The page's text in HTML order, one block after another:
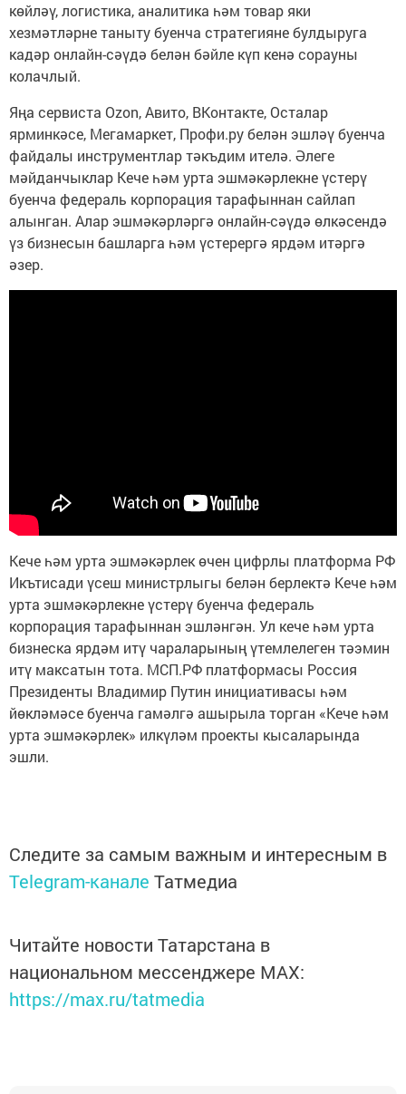
көйләү, логистика, аналитика һәм товар яки
хезмәтләрне таныту буенча стратегияне булдыруга
кадәр онлайн-сәүдә белән бәйле күп кенә сорауны
колачлый.
Яңа сервиста Ozon, Авито, ВКонтакте, Осталар
ярминкәсе, Мегамаркет, Профи.ру белән эшләү буенча
файдалы инструментлар тәкъдим ителә. Әлеге
мәйданчыклар Кече һәм урта эшмәкәрлекне үстерү
буенча федераль корпорация тарафыннан сайлап
алынган. Алар эшмәкәрләргә онлайн-сәүдә өлкәсендә
үз бизнесын башларга һәм үстерергә ярдәм итәргә
әзер.
Кече һәм урта эшмәкәрлек өчен цифрлы платформа РФ
Икътисади үсеш министрлыгы белән берлектә Кече һәм
урта эшмәкәрлекне үстерү буенча федераль
корпорация тарафыннан эшләнгән. Ул кече һәм урта
бизнеска ярдәм итү чараларының үтемлелеген тәэмин
итү максатын тота. МСП.РФ платформасы Россия
Президенты Владимир Путин инициативасы һәм
йөкләмәсе буенча гамәлгә ашырыла торган «Кече һәм
урта эшмәкәрлек» илкүләм проекты кысаларында
эшли.
Следите за самым важным и интересным в
Telegram-канале Татмедиа
Читайте новости Татарстана в
национальном мессенджере MАХ:
https://max.ru/tatmedia